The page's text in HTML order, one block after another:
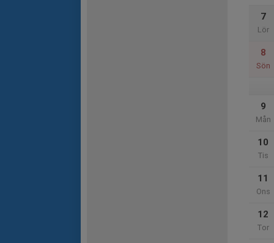
7
Lör
8
Sön
9
Mån
10
Tis
11
Ons
12
Tor